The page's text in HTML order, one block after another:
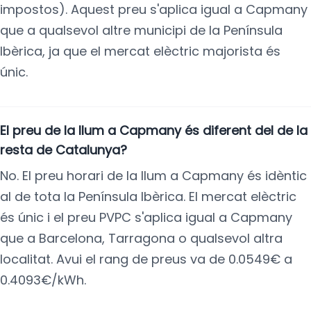
impostos). Aquest preu s'aplica igual a Capmany
que a qualsevol altre municipi de la Península
Ibèrica, ja que el mercat elèctric majorista és
únic.
El preu de la llum a Capmany és diferent del de la
resta de Catalunya?
No. El preu horari de la llum a Capmany és idèntic
al de tota la Península Ibèrica. El mercat elèctric
és únic i el preu PVPC s'aplica igual a Capmany
que a Barcelona, Tarragona o qualsevol altra
localitat. Avui el rang de preus va de 0.0549€ a
0.4093€/kWh.